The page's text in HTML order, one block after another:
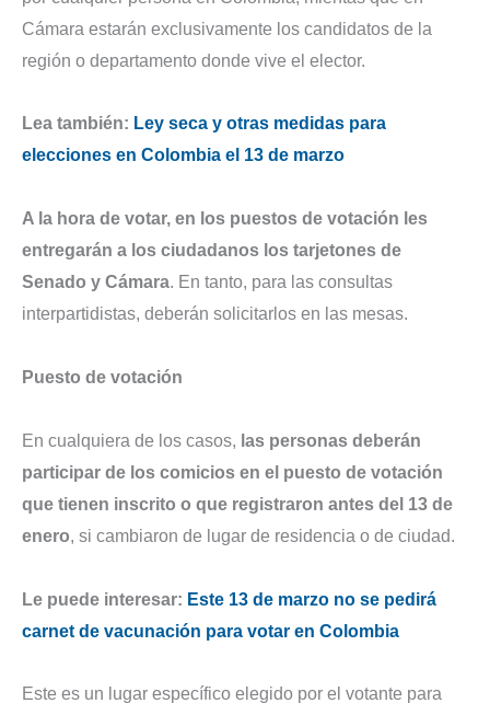
Cámara estarán exclusivamente los candidatos de la
región o departamento donde vive el elector.
Lea también: Ley seca y otras medidas para
elecciones en Colombia el 13 de marzo
A la hora de votar, en los puestos de votación les
entregarán a los ciudadanos los tarjetones de
Senado y Cámara. En tanto, para las consultas
interpartidistas, deberán solicitarlos en las mesas.
Puesto de votación
En cualquiera de los casos, las personas deberán
participar de los comicios en el puesto de votación
que tienen inscrito o que registraron antes del 13 de
enero, si cambiaron de lugar de residencia o de ciudad.
Le puede interesar: Este 13 de marzo no se pedirá
carnet de vacunación para votar en Colombia
Este es un lugar específico elegido por el votante para